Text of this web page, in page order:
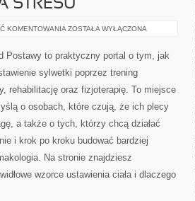
STRESU
KOMENTOWANIA MINDFULNESS
STRESU
ZOSTAŁA WYŁĄCZONA
Postawy to praktyczny portal o tym, jak
sylwetki poprzez trening
rehabilitację oraz fizjoterapię. To miejsce
o osobach, które czują, że ich plecy
a także o tych, którzy chcą działać
i krok po kroku budować bardziej
Na stronie znajdziesz
wzorce ustawienia ciała i dlaczego